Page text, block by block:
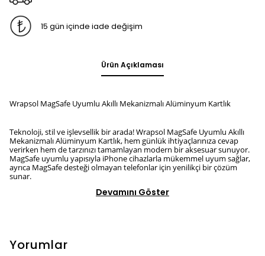
15 gün içinde iade değişim
Ürün Açıklaması
Wrapsol MagSafe Uyumlu Akıllı Mekanizmalı Alüminyum Kartlık
Teknoloji, stil ve işlevsellik bir arada! Wrapsol MagSafe Uyumlu Akıllı
Mekanizmalı Alüminyum Kartlık, hem günlük ihtiyaçlarınıza cevap
verirken hem de tarzınızı tamamlayan modern bir aksesuar sunuyor.
MagSafe uyumlu yapısıyla iPhone cihazlarla mükemmel uyum sağlar,
ayrıca MagSafe desteği olmayan telefonlar için yenilikçi bir çözüm
sunar.
Devamını Göster
Yorumlar